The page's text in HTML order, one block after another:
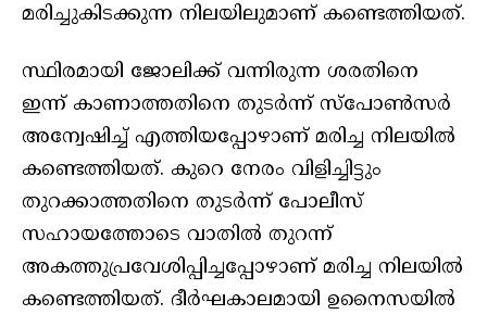
മരിച്ചുകിടക്കുന്ന നിലയിലുമാണ് കണ്ടെത്തിയത്.
സ്ഥിരമായി ജോലിക്ക് വന്നിരുന്ന ശരതിനെ
ഇന്ന് കാണാത്തതിനെ തുടർന്ന് സ്പോൺസർ
അന്വേഷിച്ച് എത്തിയപ്പോഴാണ് മരിച്ച നിലയിൽ
കണ്ടെത്തിയത്. കുറെ നേരം വിളിച്ചിട്ടും
തുറക്കാത്തതിനെ തുടർന്ന് പോലീസ്
സഹായത്തോടെ വാതിൽ തുറന്ന്
അകത്തുപ്രവേശിപ്പിച്ചപ്പോഴാണ് മരിച്ച നിലയിൽ
കണ്ടെത്തിയത്. ദീർഘകാലമായി ഉനൈസയിൽ